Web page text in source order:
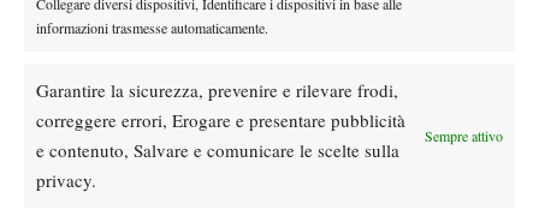
informazioni trasmesse automaticamente.
Garantire la sicurezza, prevenire e rilevare frodi,
correggere errori, Erogare e presentare pubblicità
e contenuto, Salvare e comunicare le scelte sulla
privacy.
Sempre attivo
Effetto Montreal: forfait e sorprese
spazzano via la Top 10, Shelton prova a
News
Dalle porte dell’eliminazione alla gloria:
Norrie scrive la sua favola a Montreal,